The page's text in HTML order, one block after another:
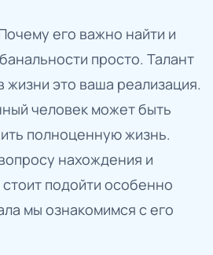
его важно найти и
просто. Талант
жизни это ваша реализация.
человек может быть
полноценную жизнь.
нахождения и
подойти особенно
мы ознакомимся с его